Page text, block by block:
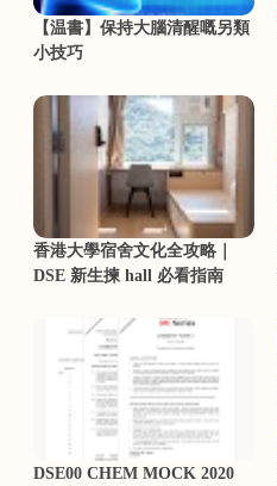
【温書】保持大腦清醒嘅另類
小技巧
香港大學宿舍文化全攻略｜
DSE 新生揀 hall 必看指南
DSE00 CHEM MOCK 2020